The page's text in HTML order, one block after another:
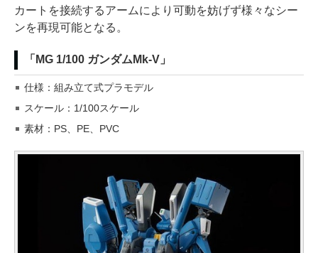
カートを接続するアームにより可動を妨げず様々なシー
ンを再現可能となる。
「MG 1/100 ガンダムMk-V」
仕様：組み立て式プラモデル
スケール：1/100スケール
素材：PS、PE、PVC